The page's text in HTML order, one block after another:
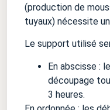
(production de
tuyaux) nécessite
Le support utilisé
En abscisse :
découpage
3 heures.